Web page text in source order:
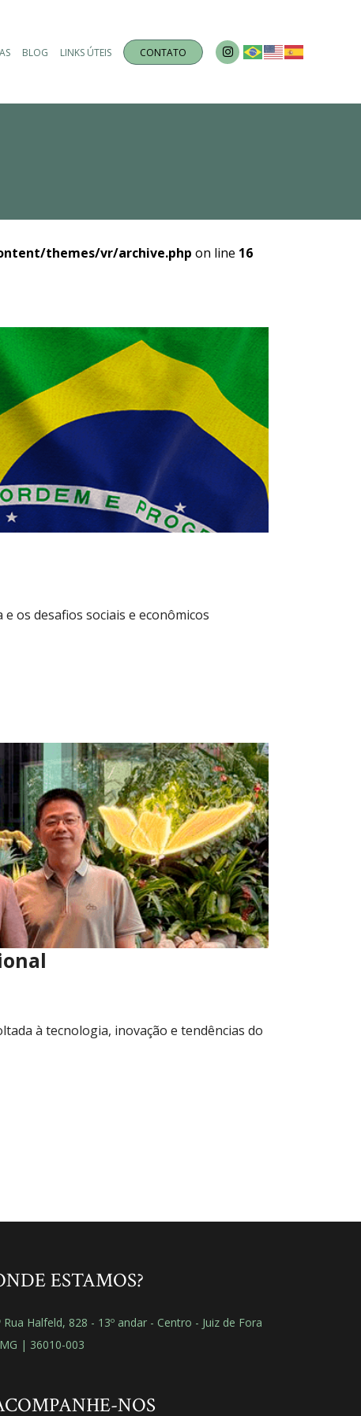
BLOG LINKS ÚTEIS CONTATO
themes/vr/archive.php on line 16
os desafios sociais e econômicos
à tecnologia, inovação e tendências do
ESTAMOS?
Rua Halfeld, 828 - 13º andar - Centro - Juiz de Fora
| 36010-003
NOS